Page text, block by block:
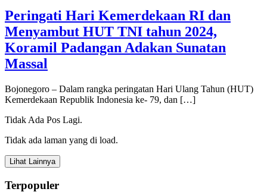
Peringati Hari Kemerdekaan RI dan
Menyambut HUT TNI tahun 2024,
Koramil Padangan Adakan Sunatan
Massal
Bojonegoro – Dalam rangka peringatan Hari Ulang Tahun (HUT)
Kemerdekaan Republik Indonesia ke- 79, dan […]
Tidak Ada Pos Lagi.
Tidak ada laman yang di load.
Lihat Lainnya
Terpopuler